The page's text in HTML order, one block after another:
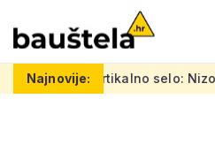
Najnovije:
vertikalno selo: